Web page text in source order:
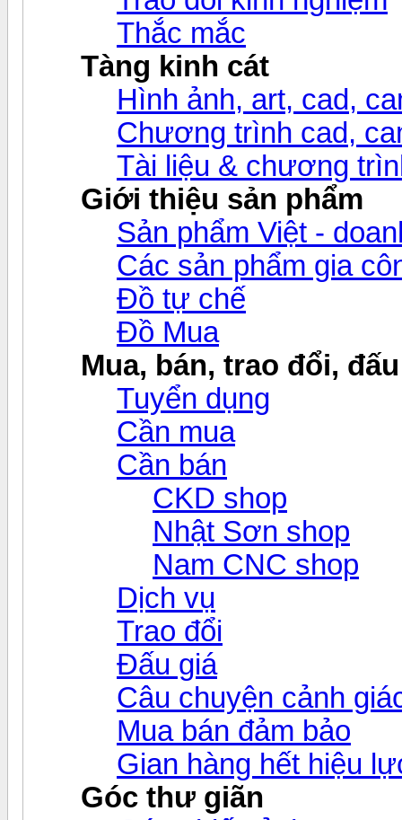
Thắc mắc
Tàng kinh cát
Hình ảnh, art, cad,
Chương trình cad,
Tài liệu & chương
Giới thiệu sản phẩm
Sản phẩm Việt -
Các sản phẩm gia
Đồ tự chế
Đồ Mua
Mua, bán, trao đổi,
Tuyển dụng
Cần mua
Cần bán
CKD shop
Nhật Sơn shop
Nam CNC shop
Dịch vụ
Trao đổi
Đấu giá
Câu chuyện cảnh
Mua bán đảm bảo
Gian hàng hết hiệu
Góc thư giãn